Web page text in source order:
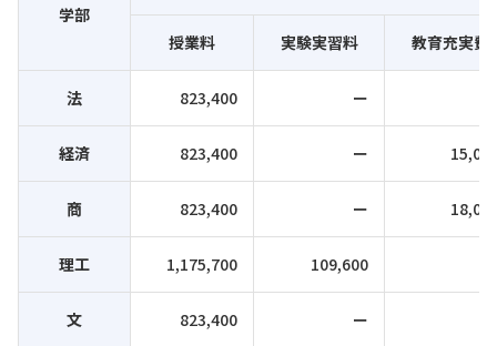
学部
授業料 実験実習料 教育充実費
法 823,400 ー
経済 823,400 ー
商 823,400 ー
理工 1,175,700 109,600
文 823,400 ー